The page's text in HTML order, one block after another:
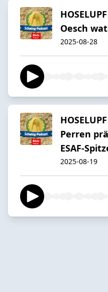
Oesch
2025-08-28
Perren
ESAF-
2025-08-19